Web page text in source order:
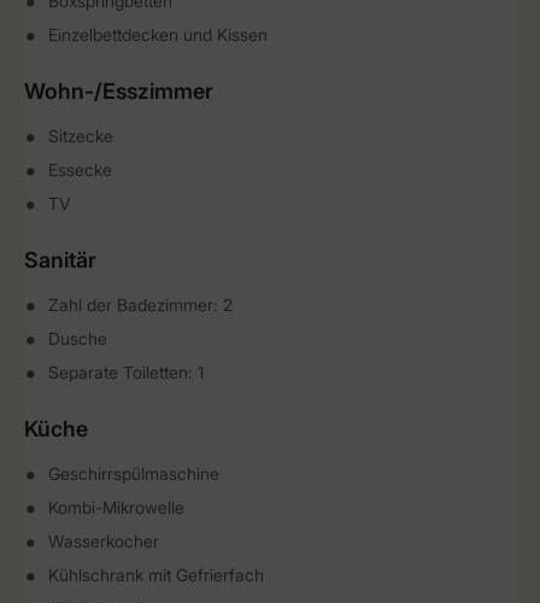
Einzelbettdecken und Kissen
Wohn-/Esszimmer
Sitzecke
Essecke
TV
Sanitär
Zahl der Badezimmer: 2
Dusche
Separate Toiletten: 1
Küche
Geschirrspülmaschine
Kombi-Mikrowelle
Wasserkocher
Kühlschrank mit Gefrierfach